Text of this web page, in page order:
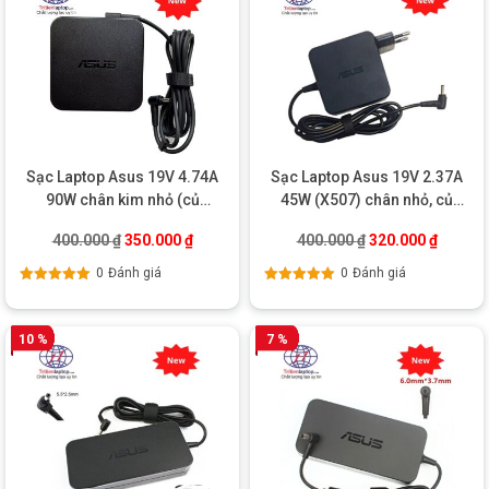
Sạc Laptop Asus 19V 4.74A
90W chân kim nhỏ (củ
400.000₫ Giá gốc là: 400.000 ₫.
350.000₫Giá hiện tại là: 350.000 ₫.
0 Đánh giá
Sạc Laptop Asus 19V 2.37A
45W (X507) chân nhỏ, củ
400.000₫ Giá gốc là:
320.000₫Giá
0 Đánh giá
10 % 7 %